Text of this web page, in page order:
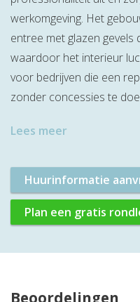
werkomgeving. Het
entree met glazen gevels
waardoor het interieur
voor bedrijven die een
zonder concessies te
Lees meer
Huurinformatie
Plan een gratis
Beoordelingen